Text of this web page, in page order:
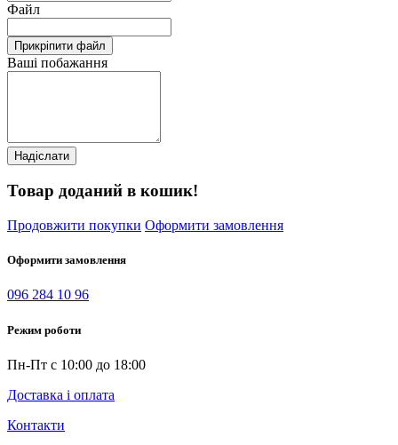
Файл
Прикріпити файл
Ваші побажання
Надіслати
Товар доданий в кошик!
Продовжити покупки Оформити замовлення
Оформити замовлення
096 284 10 96
Режим роботи
Пн-Пт с 10:00 до 18:00
Доставка і оплата
Контакти